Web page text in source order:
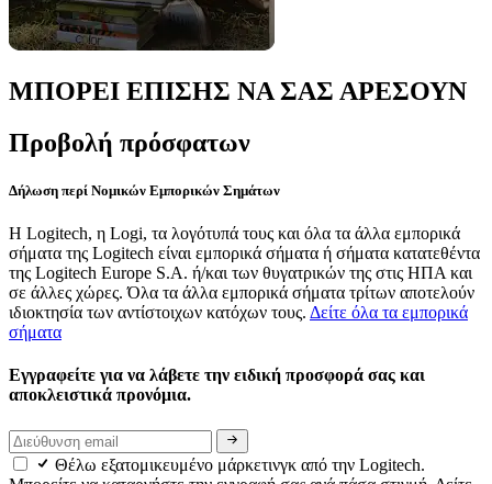
ΜΠΟΡΕΙ ΕΠΙΣΗΣ ΝΑ ΣΑΣ ΑΡΕΣΟΥΝ
Προβολή πρόσφατων
Δήλωση περί Νομικών Εμπορικών Σημάτων
Η Logitech, η Logi, τα λογότυπά τους και όλα τα άλλα εμπορικά
σήματα της Logitech είναι εμπορικά σήματα ή σήματα κατατεθέντα
της Logitech Europe S.A. ή/και των θυγατρικών της στις ΗΠΑ και
σε άλλες χώρες. Όλα τα άλλα εμπορικά σήματα τρίτων αποτελούν
ιδιοκτησία των αντίστοιχων κατόχων τους. Δείτε όλα τα εμπορικά
σήματα
Εγγραφείτε για να λάβετε την ειδική προσφορά σας και
αποκλειστικά προνόμια.
Θέλω εξατομικευμένο μάρκετινγκ από την Logitech.